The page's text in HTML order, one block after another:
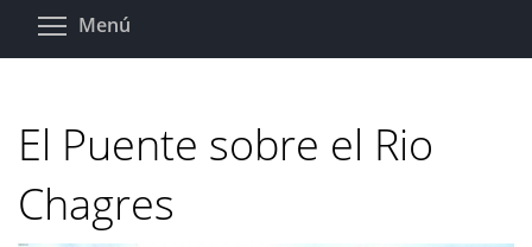
Pasar
Menú
El Puente sobre el Rio
Chagres